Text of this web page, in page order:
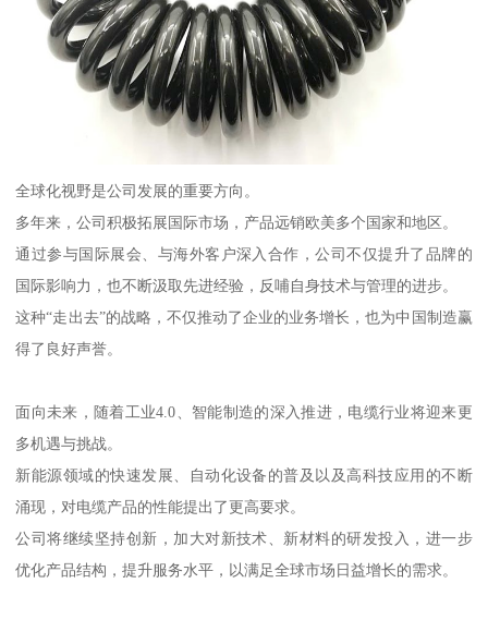
全球化视野是公司发展的重要方向。
多年来，公司积极拓展国际市场，产品远销欧美多个国家和地区。
通过参与国际展会、与海外客户深入合作，公司不仅提升了品牌的
国际影响力，也不断汲取先进经验，反哺自身技术与管理的进步。
这种“走出去”的战略，不仅推动了企业的业务增长，也为中国制造赢
得了良好声誉。
面向未来，随着工业4.0、智能制造的深入推进，电缆行业将迎来更
多机遇与挑战。
新能源领域的快速发展、自动化设备的普及以及高科技应用的不断
涌现，对电缆产品的性能提出了更高要求。
公司将继续坚持创新，加大对新技术、新材料的研发投入，进一步
优化产品结构，提升服务水平，以满足全球市场日益增长的需求。